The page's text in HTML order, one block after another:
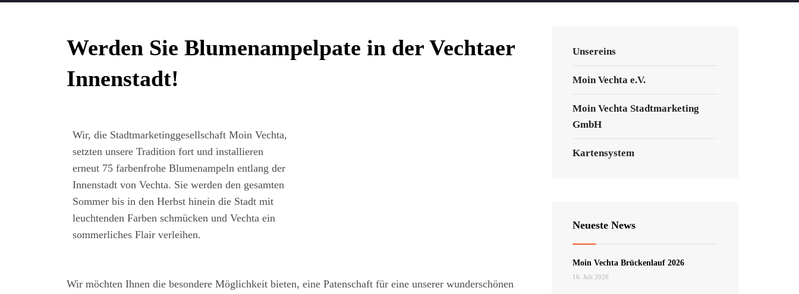
Werden Sie Blumenampelpate in der Vechtaer
Innenstadt!
Wir, die Stadtmarketinggesellschaft Moin Vechta,
setzten unsere Tradition fort und installieren
erneut 75 farbenfrohe Blumenampeln entlang der
Innenstadt von Vechta. Sie werden den gesamten
Sommer bis in den Herbst hinein die Stadt mit
leuchtenden Farben schmücken und Vechta ein
sommerliches Flair verleihen.
Wir möchten Ihnen die besondere Möglichkeit bieten, eine Patenschaft für eine unserer wunderschönen
Unsereins
Moin Vechta e.V.
Moin Vechta Stadtmarketing
GmbH
Kartensystem
Neueste News
Moin Vechta Brückenlauf 2026
16. Juli 2026